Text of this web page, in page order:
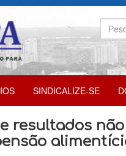
SINDICALIZE-SE
resultados